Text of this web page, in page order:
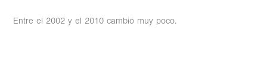
Entre el 2002 y el 2010 cambió muy poco.